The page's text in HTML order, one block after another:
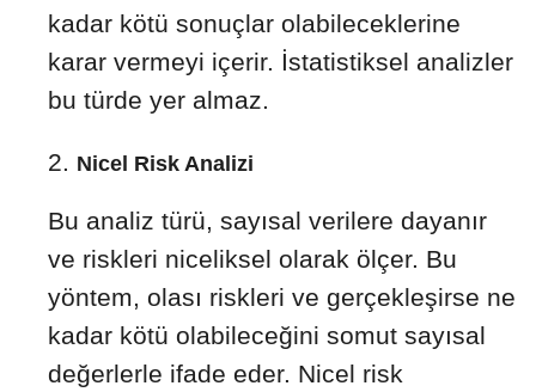
kadar kötü sonuçlar olabileceklerine
karar vermeyi içerir. İstatistiksel analizler
bu türde yer almaz.
Nicel Risk Analizi
Bu analiz türü, sayısal verilere dayanır
ve riskleri niceliksel olarak ölçer. Bu
yöntem, olası riskleri ve gerçekleşirse ne
kadar kötü olabileceğini somut sayısal
değerlerle ifade eder. Nicel risk